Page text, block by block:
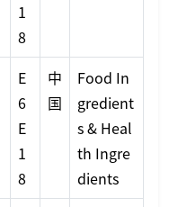
1
8
E
6
E
1
8
中
国
Food In
gredient
s & Heal
th Ingre
dients